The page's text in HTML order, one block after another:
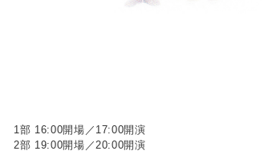
1部 16:00開場／17:00開演
2部 19:00開場／20:00開演